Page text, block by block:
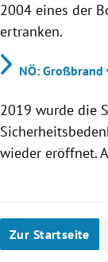
2004 eines der
ertranken.
NÖ:
2019 wurde die
wieder eröffnet.
Zur Startseite